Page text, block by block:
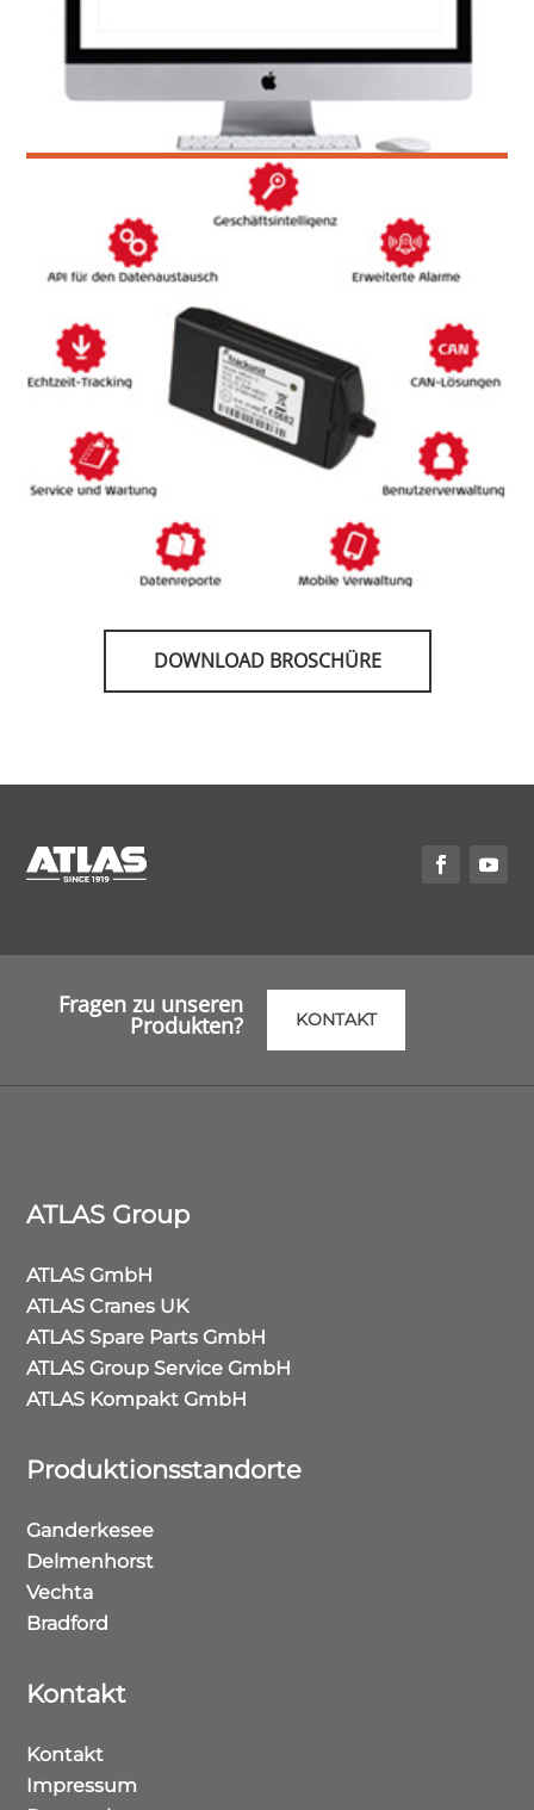
DOWNLOAD BROSCHÜRE
Fragen zu unseren
Produkten? KONTAKT
ATLAS Group
ATLAS GmbH
ATLAS Cranes UK
ATLAS Spare Parts GmbH
ATLAS Group Service GmbH
ATLAS Kompakt GmbH
Produktionsstandorte
Ganderkesee
Delmenhorst
Vechta
Bradford
Kontakt
Kontakt
Impressum